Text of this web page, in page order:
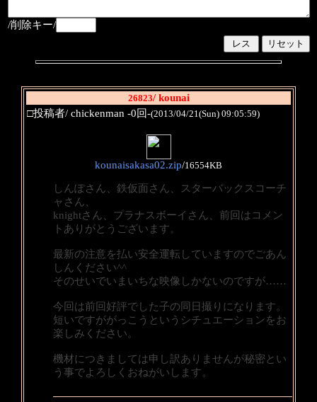
/削除キー/
26823/ kounai
□投稿者/ chickenman -0回-(2013/04/21(Sun) 09:05:59)
kounaisakasa02.zip/16554KB
しんぽさん、鉄仮面さん、スターバックスコーチ
ャさん、
knightさん、プラナスボーイさん、前回はコメン
トありがとうございます。
最新の注意を払い安全運転していますのでごあん
しんください^^
そのせいでいまいちな映像しかないのですが……
今回は前回好評でした子の同日撮りになります。
短いですががっこうというシチュエーションをお
楽しみください。
機材につきましては申し訳ありませんが秘密とい
う事でよろしくおねがいします。